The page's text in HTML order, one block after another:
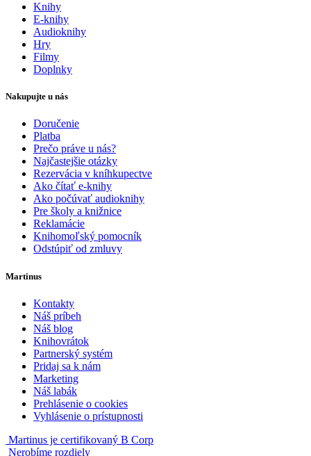
Knihy
E-knihy
Audioknihy
Hry
Filmy
Doplnky
Nakupujte u nás
Doručenie
Platba
Prečo práve u nás?
Najčastejšie otázky
Rezervácia v kníhkupectve
Ako čítať e-knihy
Ako počúvať audioknihy
Pre školy a knižnice
Reklamácie
Knihomoľský pomocník
Odstúpiť od zmluvy
Martinus
Kontakty
Náš príbeh
Náš blog
Knihovrátok
Partnerský systém
Pridaj sa k nám
Marketing
Náš labák
Prehlásenie o cookies
Vyhlásenie o prístupnosti
Martinus je certifikovaný B Corp
Nerobíme rozdiely